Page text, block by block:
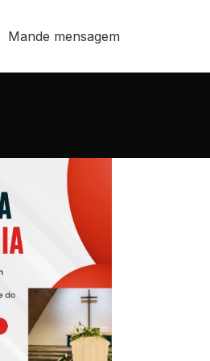
Mande mensagem